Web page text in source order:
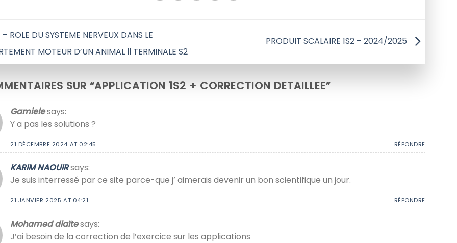
ROLE DU SYSTEME NERVEUX DANS LE
MOTEUR D’UN ANIMAL ll TERMINALE S2
PRODUIT SCALAIRE 1S2 – 2024/2025
SUR “APPLICATION 1S2 + CORRECTION DETAILLEE”
Gamielesays:
Y a pas les solutions ?
21 DÉCEMBRE 2024 AT 02:45 RÉPONDRE
KARIM NAOUIRsays:
Je suis interressé par ce site parce-que j’ aimerais devenir un bon scientifique un jour.
21 JANVIER 2025 AT 04:21 RÉPONDRE
Mohamed diaïtesays:
J’ai besoin de la correction de l’exercice sur les applications